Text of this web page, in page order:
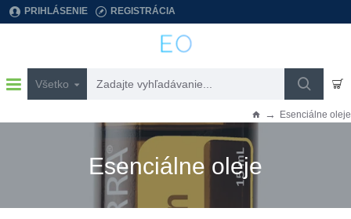
PRIHLÁSENIE REGISTRÁCIA
Všetko
Zadajte
h
e
Esenciálne oleje
Esenciálne oleje